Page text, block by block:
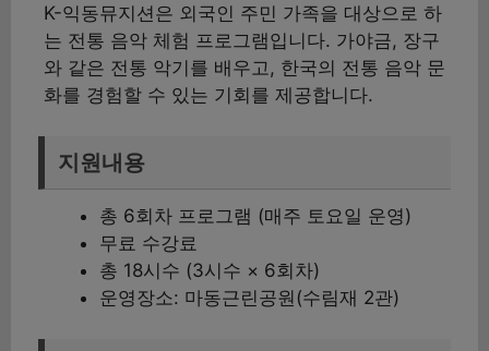
K-익동뮤지션은 외국인 주민 가족을 대상으로 하
는 전통 음악 체험 프로그램입니다. 가야금, 장구
와 같은 전통 악기를 배우고, 한국의 전통 음악 문
화를 경험할 수 있는 기회를 제공합니다.
지원내용
총 6회차 프로그램 (매주 토요일 운영)
무료 수강료
총 18시수 (3시수 × 6회차)
운영장소: 마동근린공원(수림재 2관)